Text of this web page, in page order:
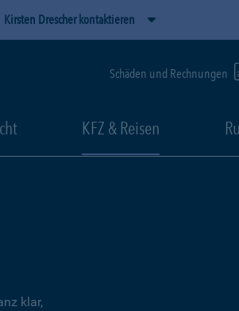
Kirsten Drescher kontaktieren
Schäden und Rechnungen
KFZ & Reisen
klar,